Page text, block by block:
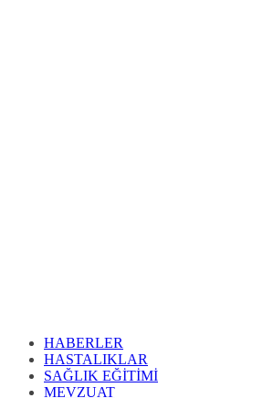
HABERLER
HASTALIKLAR
SAĞLIK EĞİTİMİ
MEVZUAT